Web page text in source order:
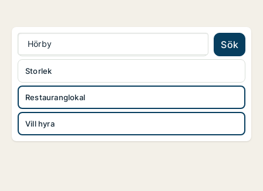
Hörby Sök
Restauranglokal
Vill hyra
Storlek